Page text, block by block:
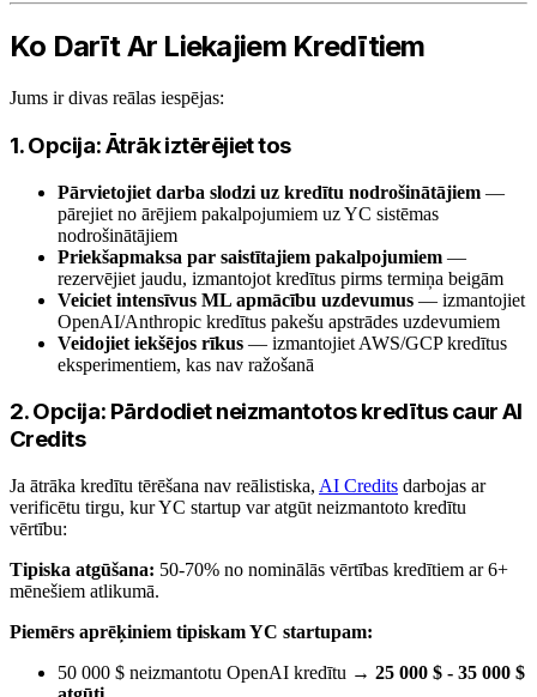
Ko Darīt Ar Liekajiem Kredītiem
Jums ir divas reālas iespējas:
1. Opcija: Ātrāk iztērējiet tos
Pārvietojiet darba slodzi uz kredītu nodrošinātājiem —
pārejiet no ārējiem pakalpojumiem uz YC sistēmas
nodrošinātājiem
Priekšapmaksa par saistītajiem pakalpojumiem —
rezervējiet jaudu, izmantojot kredītus pirms termiņa beigām
Veiciet intensīvus ML apmācību uzdevumus — izmantojiet
OpenAI/Anthropic kredītus pakešu apstrādes uzdevumiem
Veidojiet iekšējos rīkus — izmantojiet AWS/GCP kredītus
eksperimentiem, kas nav ražošanā
2. Opcija: Pārdodiet neizmantotos kredītus caur AI
Credits
Ja ātrāka kredītu tērēšana nav reālistiska, AI Credits darbojas ar
verificētu tirgu, kur YC startup var atgūt neizmantoto kredītu
vērtību:
Tipiska atgūšana: 50-70% no nominālās vērtības kredītiem ar 6+
mēnešiem atlikumā.
Piemērs aprēķiniem tipiskam YC startupam:
50 000 $ neizmantotu OpenAI kredītu → 25 000 $ - 35 000 $